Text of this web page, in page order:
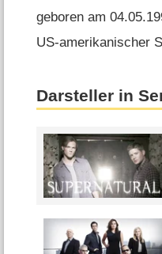
geboren am
US-amerikanischer
Darsteller in